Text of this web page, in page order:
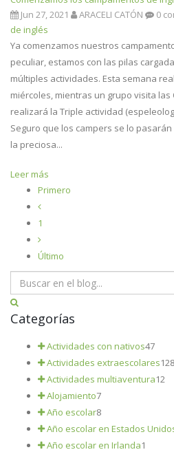
Jun 27, 2021
ARACELI CATÓN 0
de inglés
Ya comenzamos nuestros
peculiar, estamos con las pilas
múltiples actividades. Esta semana
miércoles, mientras un grupo visita
realizará la Triple actividad
Seguro que los campers se lo
la preciosa...
Leer más
Primero
1
Último
Categorías
Actividades con nativos47
Actividades extraescolares128
Actividades multiaventura12
Alojamiento7
Año escolar8
Año escolar en Estados
Año escolar en Irlanda1